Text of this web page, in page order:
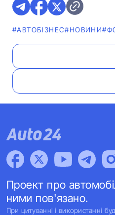
#АВТОБІЗНЕС#НОВИНИ
Проект про
ними пов'язано.
При цитуванні і використанні